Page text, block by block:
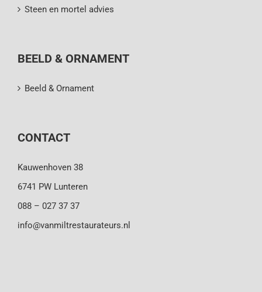
Steen en mortel advies
BEELD & ORNAMENT
Beeld & Ornament
CONTACT
Kauwenhoven 38
6741 PW Lunteren
088 – 027 37 37
info@vanmiltrestaurateurs.nl